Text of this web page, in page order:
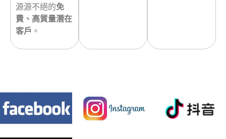
源源不絕的免
費、高質量潛在
客戶 。